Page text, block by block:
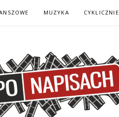
MUZYKA CYKLICZNIE